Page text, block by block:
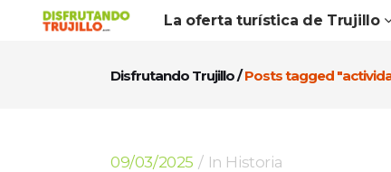
La oferta turística de Trujillo
Disfrutando Trujillo/Posts tagged
09/03/2025 In Historia